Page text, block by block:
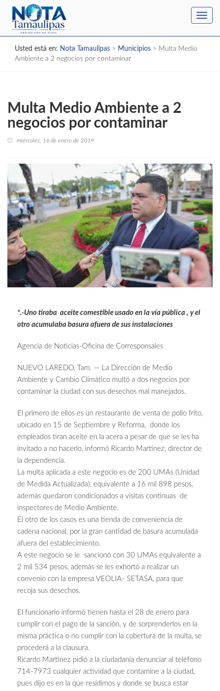
Usted está en: Nota Tamaulipas > Municipios > Multa Medio
Ambiente a 2 negocios por contaminar
Multa Medio Ambiente a 2
negocios por contaminar
miércoles, 16 de enero de 2019
*.-Uno tiraba aceite comestible usado en la vía pública , y el
otro acumulaba basura afuera de sus instalaciones
Agencia de Noticias-Oficina de Corresponsales
NUEVO LAREDO, Tam. — La Dirección de Medio
Ambiente y Cambio Climático multó a dos negocios por
contaminar la ciudad con sus desechos mal manejados.
El primero de ellos es un restaurante de venta de pollo frito,
ubicado en 15 de Septiembre y Reforma, donde los
empleados tiran aceite en la acera a pesar de que se les ha
invitado a no hacerlo, informó Ricardo Martínez, director de
la dependencia.
La multa aplicada a este negocio es de 200 UMAs (Unidad
de Medida Actualizada), equivalente a 16 mil 898 pesos,
además quedaron condicionados a visitas continuas de
inspectores de Medio Ambiente.
El otro de los casos es una tienda de conveniencia de
cadena nacional, por la gran cantidad de basura acumulada
afuera del establecimiento.
A este negocio se le sancionó con 30 UMAs equivalente a
2 mil 534 pesos, además se les exhortó a realizar un
convenio con la empresa VEOLIA- SETASA, para que
recoja sus desechos.
El funcionario informó tienen hasta el 28 de enero para
cumplir con el pago de la sanción, y de sorprenderlos en la
misma práctica o no cumplir con la cobertura de la multa, se
procederá a la clausura.
Ricardo Martínez pidió a la ciudadanía denunciar al teléfono
714-7973 cualquier actividad que contamine a la ciudad,
pues dijo es en la que residimos y donde se busca estar